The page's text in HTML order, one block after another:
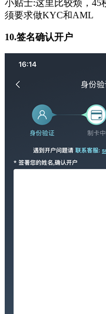
小贴士:这里比较烦，45
须要求做KYC和AML
10.签名确认开户